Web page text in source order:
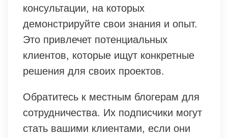
консультации, на которых
демонстрируйте свои знания и опыт.
Это привлечет потенциальных
клиентов, которые ищут конкретные
решения для своих проектов.
Обратитесь к местным блогерам для
сотрудничества. Их подписчики могут
стать вашими клиентами, если они